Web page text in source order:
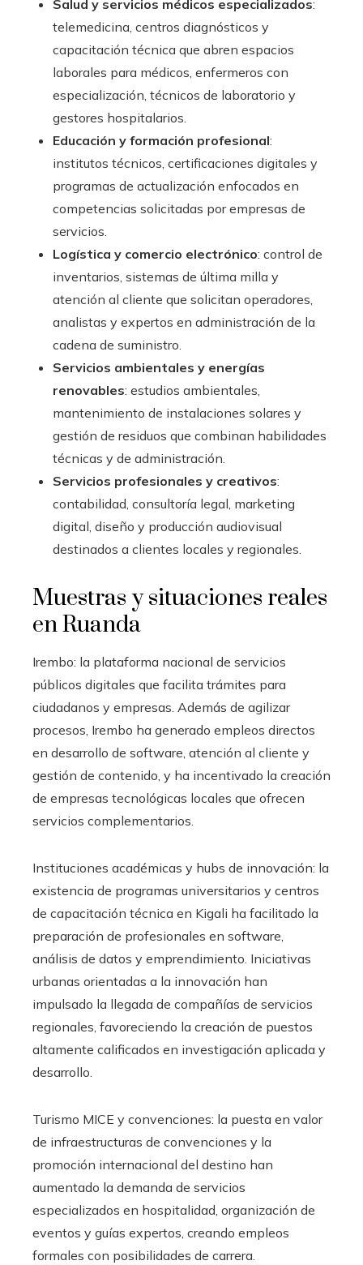
Salud y servicios médicos especializados:
telemedicina, centros diagnósticos y
capacitación técnica que abren espacios
laborales para médicos, enfermeros con
especialización, técnicos de laboratorio y
gestores hospitalarios.
Educación y formación profesional:
institutos técnicos, certificaciones digitales y
programas de actualización enfocados en
competencias solicitadas por empresas de
servicios.
Logística y comercio electrónico: control de
inventarios, sistemas de última milla y
atención al cliente que solicitan operadores,
analistas y expertos en administración de la
cadena de suministro.
Servicios ambientales y energías
renovables: estudios ambientales,
mantenimiento de instalaciones solares y
gestión de residuos que combinan habilidades
técnicas y de administración.
Servicios profesionales y creativos:
contabilidad, consultoría legal, marketing
digital, diseño y producción audiovisual
destinados a clientes locales y regionales.
Muestras y situaciones reales
en Ruanda
Irembo: la plataforma nacional de servicios
públicos digitales que facilita trámites para
ciudadanos y empresas. Además de agilizar
procesos, Irembo ha generado empleos directos
en desarrollo de software, atención al cliente y
gestión de contenido, y ha incentivado la creación
de empresas tecnológicas locales que ofrecen
servicios complementarios.
Instituciones académicas y hubs de innovación: la
existencia de programas universitarios y centros
de capacitación técnica en Kigali ha facilitado la
preparación de profesionales en software,
análisis de datos y emprendimiento. Iniciativas
urbanas orientadas a la innovación han
impulsado la llegada de compañías de servicios
regionales, favoreciendo la creación de puestos
altamente calificados en investigación aplicada y
desarrollo.
Turismo MICE y convenciones: la puesta en valor
de infraestructuras de convenciones y la
promoción internacional del destino han
aumentado la demanda de servicios
especializados en hospitalidad, organización de
eventos y guías expertos, creando empleos
formales con posibilidades de carrera.